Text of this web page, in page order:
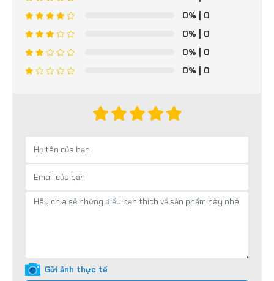
0% | 0
0% | 0
0% | 0
0% | 0
Gửi ảnh thực tế